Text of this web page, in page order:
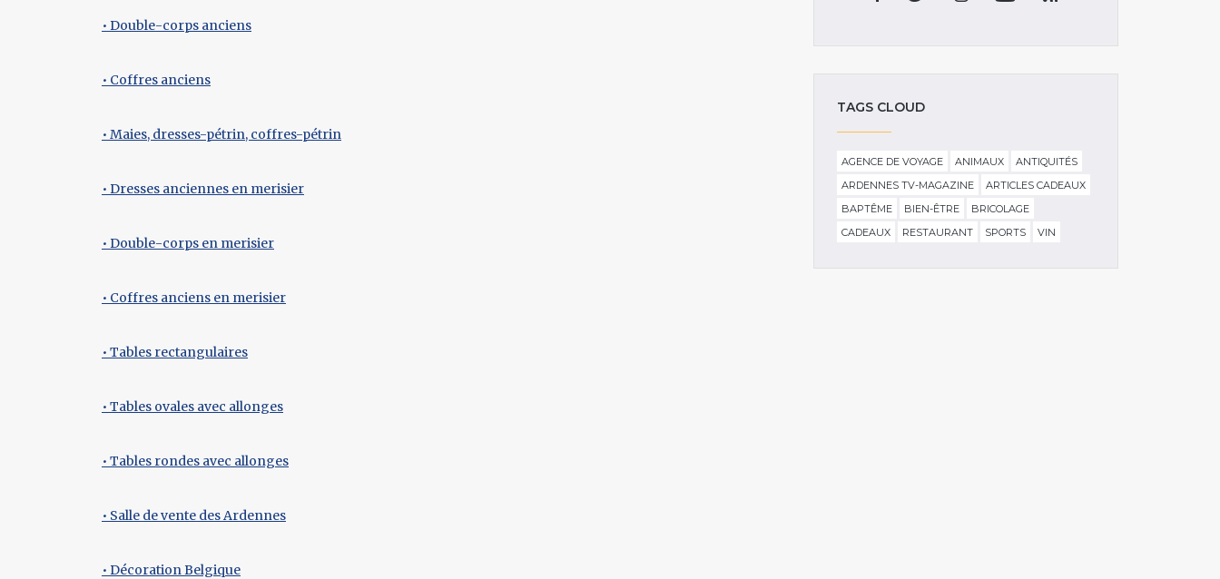
• Double-corps anciens
• Coffres anciens
• Maies, dresses-pétrin, coffres-pétrin
• Dresses anciennes en merisier
• Double-corps en merisier
• Coffres anciens en merisier
• Tables rectangulaires
• Tables ovales avec allonges
• Tables rondes avec allonges
• Salle de vente des Ardennes
• Décoration Belgique
TAGS CLOUD
AGENCE DE VOYAGE ANIMAUX
ANTIQUITÉS
ARDENNES TV-MAGAZINE
ARTICLES CADEAUX
BAPTÊME
BIEN-ÊTRE
BRICOLAGE
CADEAUX
RESTAURANT SPORTS VIN